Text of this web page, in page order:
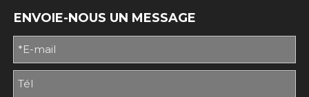
ENVOIE-NOUS UN MESSAGE